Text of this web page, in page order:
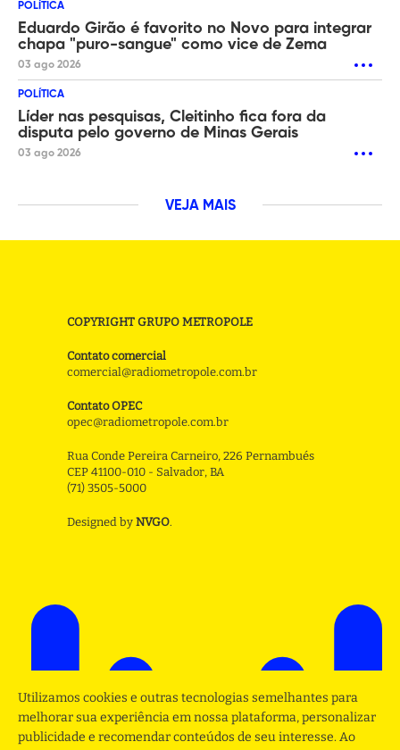
POLÍTICA
Eduardo Girão é favorito no Novo para integrar
chapa "puro-sangue" como vice de Zema
03 ago 2026
POLÍTICA
Líder nas pesquisas, Cleitinho fica fora da
disputa pelo governo de Minas Gerais
03 ago 2026
VEJA MAIS
COPYRIGHT GRUPO METROPOLE
Contato comercial
comercial@radiometropole.com.br
Contato OPEC
opec@radiometropole.com.br
Rua Conde Pereira Carneiro, 226 Pernambués
CEP 41100-010 - Salvador, BA
(71) 3505-5000
Designed by NVGO.
Utilizamos cookies e outras tecnologias semelhantes para
melhorar sua experiência em nossa plataforma, personalizar
publicidade e recomendar conteúdos de seu interesse. Ao